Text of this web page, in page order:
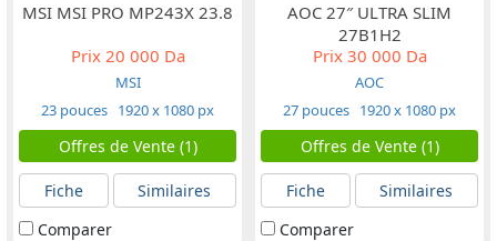
MSI MSI PRO MP243X 23.8
Prix20 000 Da
MSI
23 pouces 1920 x 1080 px
Offres de Vente (1)
Fiche
Similaires
Comparer
AOC 27″ ULTRA SLIM
27B1H2
Prix30 000 Da
AOC
27 pouces 1920 x 1080 px
Offres de Vente (1)
Fiche
Similaires
Comparer